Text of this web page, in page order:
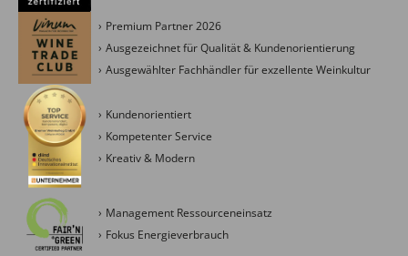
Premium Partner 2026
Ausgezeichnet für Qualität & Kundenorientierung
Ausgewählter Fachhändler für exzellente Weinkultur
Kundenorientiert
Kompetenter Service
Kreativ & Modern
Management Ressourceneinsatz
Fokus Energieverbrauch